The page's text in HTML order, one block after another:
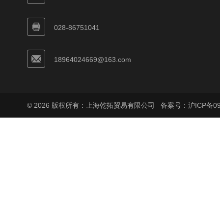
028-86751041
18964024669@163.com
© 2026 版权所有：上海乾拓贸易有限公司 备案号：沪ICP备